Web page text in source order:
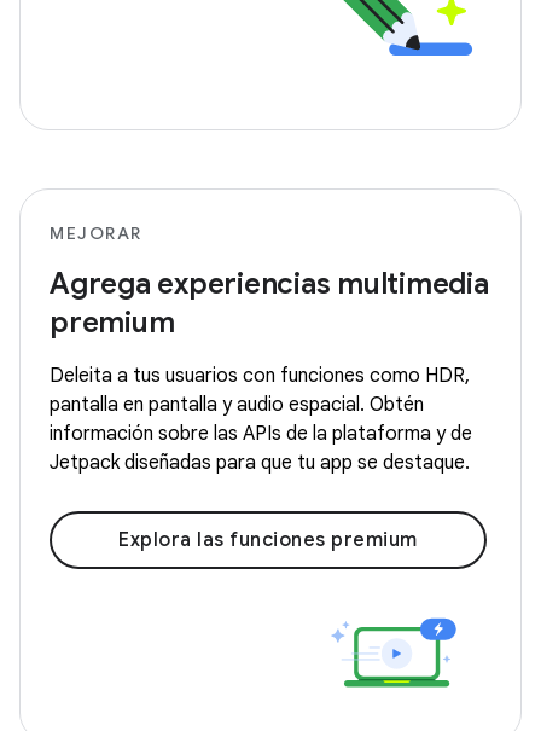
MEJORAR
Agrega experiencias multimedia
premium
Deleita a tus usuarios con funciones como HDR,
pantalla en pantalla y audio espacial. Obtén
información sobre las APIs de la plataforma y de
Jetpack diseñadas para que tu app se destaque.
Explora las funciones premium